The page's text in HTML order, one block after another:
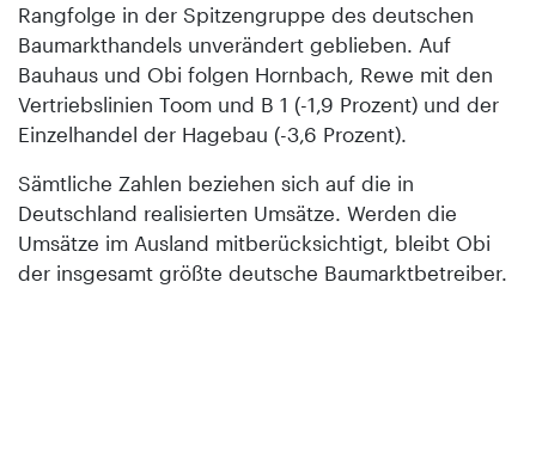
Rangfolge in der Spitzengruppe des deutschen
Baumarkthandels unverändert geblieben. Auf
Bauhaus und Obi folgen Hornbach, Rewe mit den
Vertriebslinien Toom und B 1 (-1,9 Prozent) und der
Einzelhandel der Hagebau (-3,6 Prozent).
Sämtliche Zahlen beziehen sich auf die in
Deutschland realisierten Umsätze. Werden die
Umsätze im Ausland mitberücksichtigt, bleibt Obi
der insgesamt größte deutsche Baumarktbetreiber.